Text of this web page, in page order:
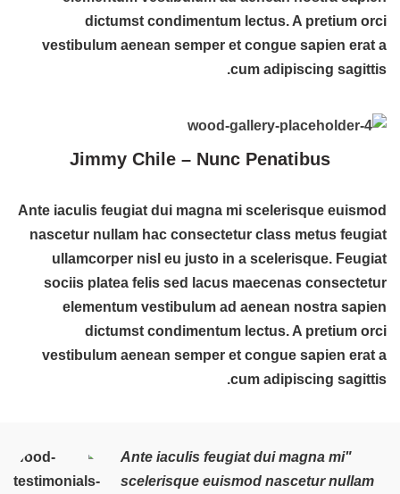
dictumst condimentum lectus. A pretium orci
vestibulum aenean semper et congue sapien erat a
cum adipiscing sagittis.
Jimmy Chile – Nunc Penatibus
Ante iaculis feugiat dui magna mi scelerisque euismod
nascetur nullam hac consectetur class metus feugiat
ullamcorper nisl eu justo in a scelerisque. Feugiat
sociis platea felis sed lacus maecenas consectetur
elementum vestibulum ad aenean nostra sapien
dictumst condimentum lectus. A pretium orci
vestibulum aenean semper et congue sapien erat a
cum adipiscing sagittis.
"Ante iaculis feugiat dui magna mi
scelerisque euismod nascetur nullam